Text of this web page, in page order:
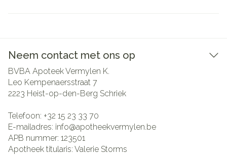
Neem contact met ons op
BVBA Apoteek Vermylen K.
Leo Kempenaersstraat 7
2223 Heist-op-den-Berg Schriek
Telefoon: +32 15 23 33 70
E-mailadres: info@apotheekvermylen.be
APB nummer: 123501
Apotheek titularis: Valerie Storms